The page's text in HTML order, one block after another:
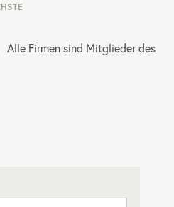
Alle Firmen sind Mitglieder des